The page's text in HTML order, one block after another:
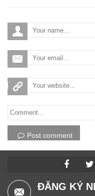
Post comment
ĐĂNG KÝ